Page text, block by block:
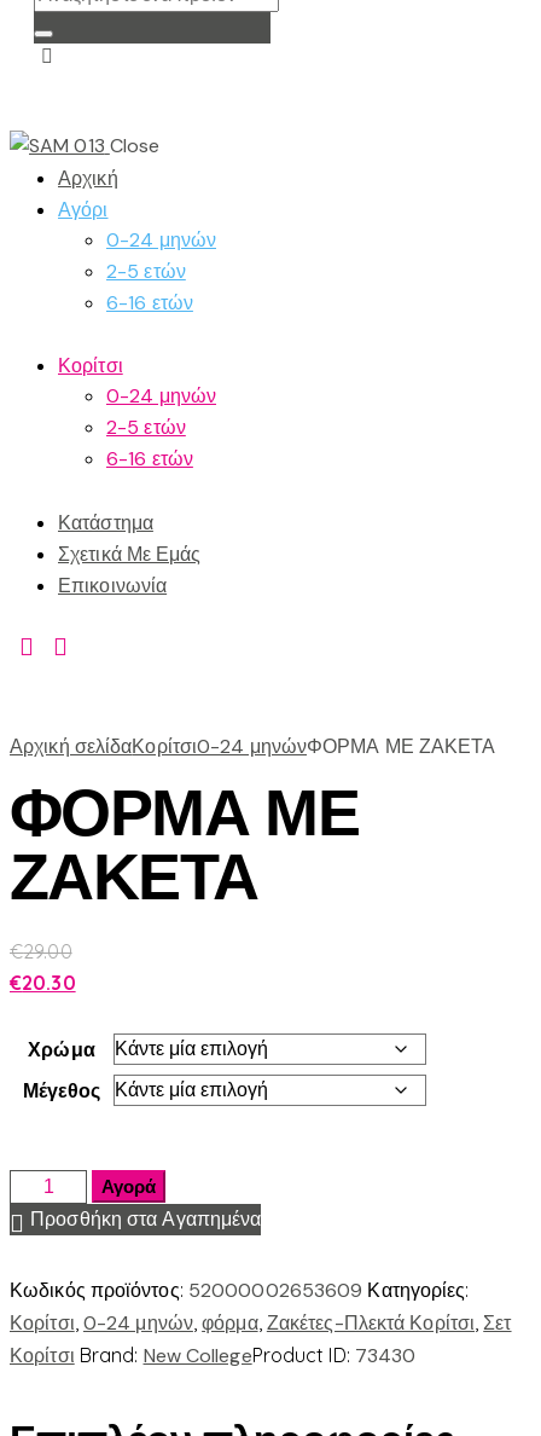
Close
Αρχική
Αγόρι
0-24 μηνών
2-5 ετών
6-16 ετών
Κορίτσι
0-24 μηνών
2-5 ετών
6-16 ετών
Κατάστημα
Σχετικά Με Εμάς
Επικοινωνία
Αρχική σελίδαΚορίτσι0-24 μηνώνΦΟΡΜΑ ΜΕ ΖΑΚΕΤΑ
ΦΟΡΜΑ ΜΕ
ΖΑΚΕΤΑ
€29.00
€20.30
Χρώμα
Μέγεθος
Αγορά
Προσθήκη στα Αγαπημένα
Κωδικός προϊόντος: 52000002653609 Κατηγορίες:
Κορίτσι, 0-24 μηνών,φόρμα, Ζακέτες-Πλεκτά Κορίτσι,Σετ
Κορίτσι Brand: New CollegeProduct ID: 73430